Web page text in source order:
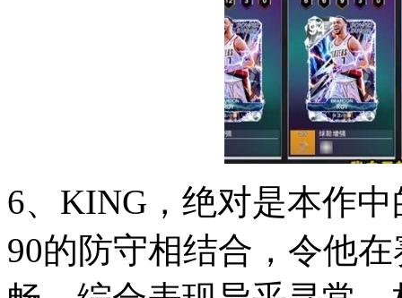
6、KING，绝对是本作
90的防守相结合，令他